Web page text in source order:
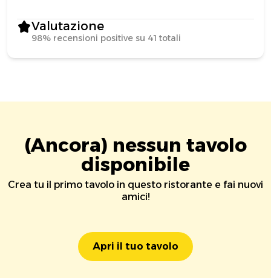
Valutazione
98% recensioni positive su 41 totali
(Ancora) nessun tavolo
disponibile
Crea tu il primo tavolo in questo ristorante e fai nuovi
amici!
Apri il tuo tavolo